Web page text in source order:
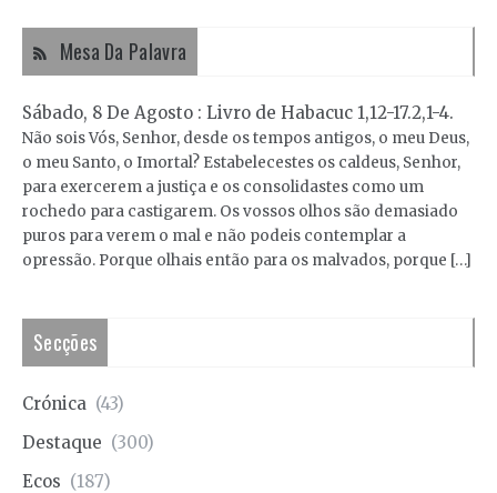
Mesa Da Palavra
Sábado, 8 De Agosto : Livro de Habacuc 1,12-17.2,1-4.
Não sois Vós, Senhor, desde os tempos antigos, o meu Deus,
o meu Santo, o Imortal? Estabelecestes os caldeus, Senhor,
para exercerem a justiça e os consolidastes como um
rochedo para castigarem. Os vossos olhos são demasiado
puros para verem o mal e não podeis contemplar a
opressão. Porque olhais então para os malvados, porque […]
Secções
Crónica (43)
Destaque (300)
Ecos (187)